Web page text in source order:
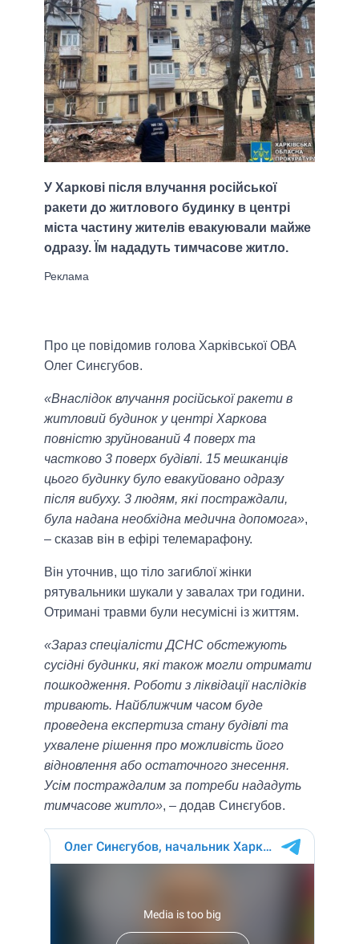
У Харкові після влучання російської
ракети до житлового будинку в центрі
міста частину жителів евакуювали майже
одразу. Їм нададуть тимчасове житло.
Про це повідомив голова Харківської ОВА
Олег Синєгубов.
«Внаслідок влучання російської ракети в
житловий будинок у центрі Харкова
повністю зруйнований 4 поверх та
частково 3 поверх будівлі. 15 мешканців
цього будинку було евакуйовано одразу
після вибуху. 3 людям, які постраждали,
була надана необхідна медична допомога»,
– сказав він в ефірі телемарафону.
Він уточнив, що тіло загиблої жінки
рятувальники шукали у завалах три години.
Отримані травми були несумісні із життям.
«Зараз спеціалісти ДСНС обстежують
сусідні будинки, які також могли отримати
пошкодження. Роботи з ліквідації наслідків
тривають. Найближчим часом буде
проведена експертиза стану будівлі та
ухвалене рішення про можливість його
відновлення або остаточного знесення.
Усім постраждалим за потреби нададуть
тимчасове житло», – додав Синєгубов.